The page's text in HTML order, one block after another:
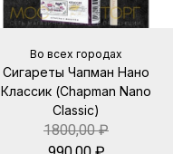
Во всех городах
Сигареты Чапман Нано
Классик (Chapman Nano
Classic)
1800,00₽